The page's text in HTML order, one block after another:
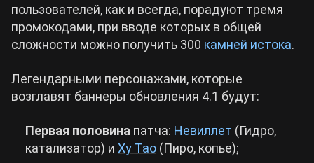
пользователей, как и всегда, порадуют тремя
промокодами, при вводе которых в общей
сложности можно получить 300 камней истока.
Легендарными персонажами, которые
возглавят баннеры обновления 4.1 будут:
Первая половина патча: Невиллет (Гидро,
катализатор) и Ху Тао (Пиро, копье);